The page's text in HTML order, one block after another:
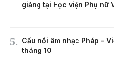
giảng tại Học viện Phụ nữ
Cầu nối âm nhạc Pháp -
tháng 10